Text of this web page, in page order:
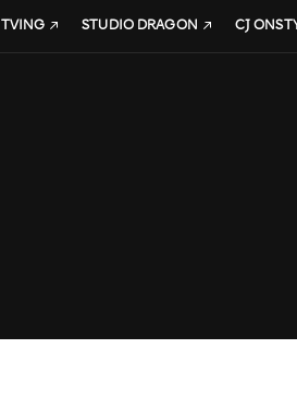
TVING STUDIO DRAGON CJ